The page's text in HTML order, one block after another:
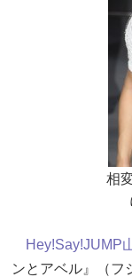
相
Hey!Say!JUMP
ンとアベル』（フ